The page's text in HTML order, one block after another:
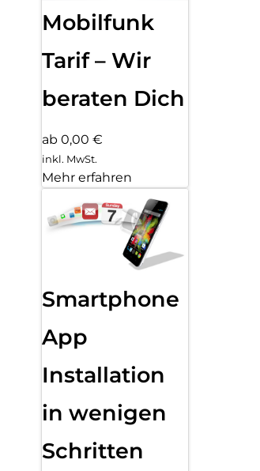
Mobilfunk
Tarif – Wir
beraten Dich
ab 0,00 €
inkl. MwSt.
Mehr erfahren
Smartphone
App
Installation
in wenigen
Schritten